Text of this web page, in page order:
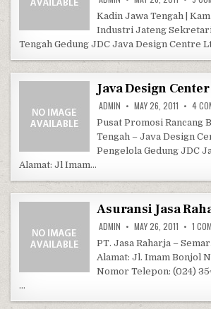
Kadin Jawa Tengah |
Industri Jateng
Tengah Gedung JDC Java Design Centre
Java Design
ADMIN MAY 26, 2011 4
Pusat Promosi Rancang
Tengah – Java Design
Pengelola Gedung JDC
Alamat: Jl Imam…
Asuransi Jasa
ADMIN MAY 26, 2011 1
PT. Jasa Raharja –
Alamat: Jl. Imam Bonjol
Nomor Telepon: (024)
…